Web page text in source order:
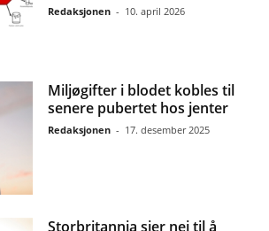
Redaksjonen - 10. april 2026
Miljøgifter i blodet kobles til
senere pubertet hos jenter
Redaksjonen - 17. desember 2025
Storbritannia sier nei til å